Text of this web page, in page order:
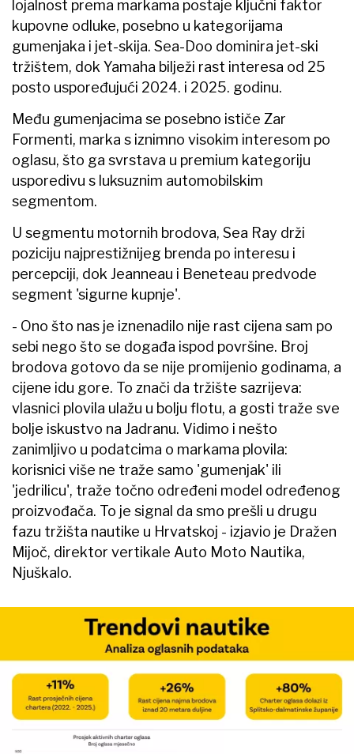
lojalnost prema markama postaje ključni faktor
kupovne odluke, posebno u kategorijama
gumenjaka i jet-skija. Sea-Doo dominira jet-ski
tržištem, dok Yamaha bilježi rast interesa od 25
posto uspoređujući 2024. i 2025. godinu.
Među gumenjacima se posebno ističe Zar
Formenti, marka s iznimno visokim interesom po
oglasu, što ga svrstava u premium kategoriju
usporedivu s luksuznim automobilskim
segmentom.
U segmentu motornih brodova, Sea Ray drži
poziciju najprestižnijeg brenda po interesu i
percepciji, dok Jeanneau i Beneteau predvode
segment 'sigurne kupnje'.
- Ono što nas je iznenadilo nije rast cijena sam po
sebi nego što se događa ispod površine. Broj
brodova gotovo da se nije promijenio godinama, a
cijene idu gore. To znači da tržište sazrijeva:
vlasnici plovila ulažu u bolju flotu, a gosti traže sve
bolje iskustvo na Jadranu. Vidimo i nešto
zanimljivo u podatcima o markama plovila:
korisnici više ne traže samo 'gumenjak' ili
'jedrilicu', traže točno određeni model određenog
proizvođača. To je signal da smo prešli u drugu
fazu tržišta nautike u Hrvatskoj - izjavio je Dražen
Mijoč, direktor vertikale Auto Moto Nautika,
Njuškalo.